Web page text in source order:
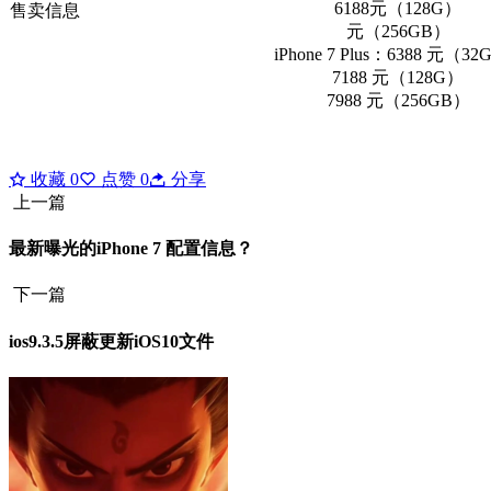
售卖信息
6188元（128G）
元（256GB）
iPhone 7 Plus：6388 元（
7188 元（128G）
7988 元（256GB）
收藏 0 点赞 0
分享
上一篇
最新曝光的iPhone 7 配置信息？
下一篇
ios9.3.5屏蔽更新iOS10文件